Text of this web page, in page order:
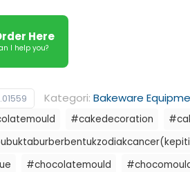
Here
I help you?
Kategori: Bakeware
#cakedecoration
#chocolatemould